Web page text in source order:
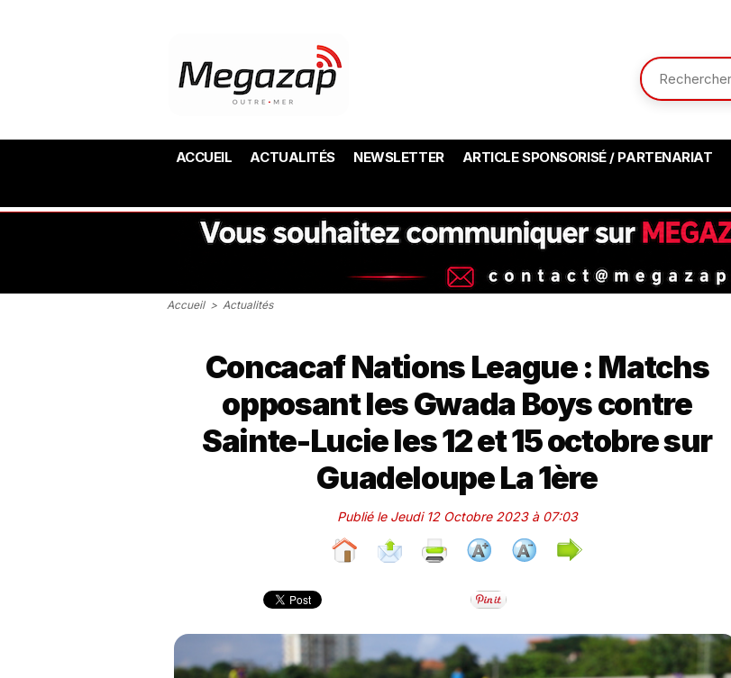
ACCUEIL ACTUALITÉS NEWSLETTER ARTICLE SPONSORISÉ / PARTENARIAT
Accueil > Actualités
Concacaf Nations League : Matchs
opposant les Gwada Boys contre
Sainte-Lucie les 12 et 15 octobre sur
Guadeloupe La 1ère
Publié le Jeudi 12 Octobre 2023 à 07:03